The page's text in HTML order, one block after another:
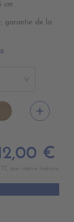
cm
garantie de la
>
DD4040
BEIGE
add
€
TTC par mètre linéaire